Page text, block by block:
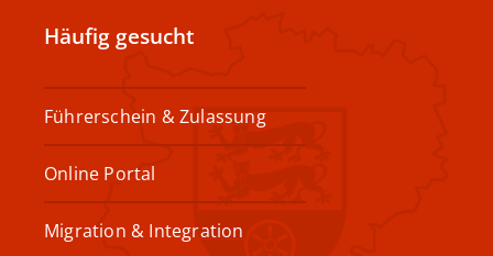
Häufig gesucht
Führerschein & Zulassung
Online Portal
Migration & Integration